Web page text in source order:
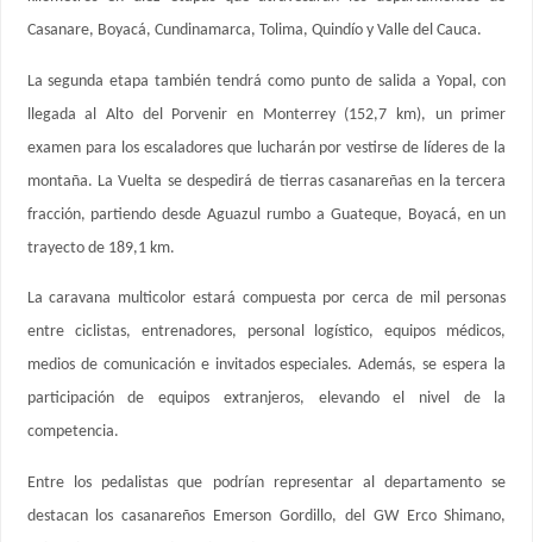
Casanare, Boyacá, Cundinamarca, Tolima, Quindío y Valle del Cauca.
La segunda etapa también tendrá como punto de salida a Yopal, con
llegada al Alto del Porvenir en Monterrey (152,7 km), un primer
examen para los escaladores que lucharán por vestirse de líderes de la
montaña. La Vuelta se despedirá de tierras casanareñas en la tercera
fracción, partiendo desde Aguazul rumbo a Guateque, Boyacá, en un
trayecto de 189,1 km.
La caravana multicolor estará compuesta por cerca de mil personas
entre ciclistas, entrenadores, personal logístico, equipos médicos,
medios de comunicación e invitados especiales. Además, se espera la
participación de equipos extranjeros, elevando el nivel de la
competencia.
Entre los pedalistas que podrían representar al departamento se
destacan los casanareños Emerson Gordillo, del GW Erco Shimano,